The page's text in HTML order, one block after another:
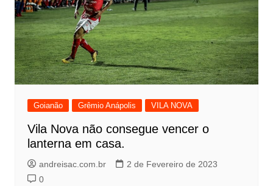
Goianão Grêmio Anápolis VILA NOVA
Vila Nova não consegue vencer o
lanterna em casa.
andreisac.com.br
2 de Fevereiro de 2023
0